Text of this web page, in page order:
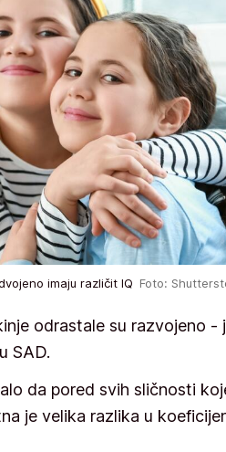
imaju različit IQ Foto:
odrastale su razvojeno -
SAD.
da pored svih sličnosti
je velika razlika u